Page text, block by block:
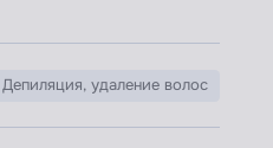
Депиляция, удаление волос